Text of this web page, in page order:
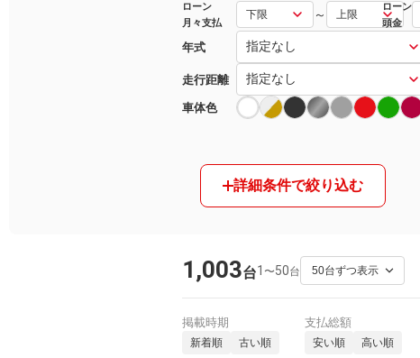
ローン
月々支払
～
ローン
頭金
年式
走行距離
車体色
詳細条件で絞り込む
1,003台1 〜50台
掲載時期
新着順 古い順
支払総額
安い順 高い順